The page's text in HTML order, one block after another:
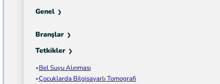
Genel
Branşlar
Tetkikler
Bel Suyu Alınması
Çocuklarda Bilgisayarlı Tomografi